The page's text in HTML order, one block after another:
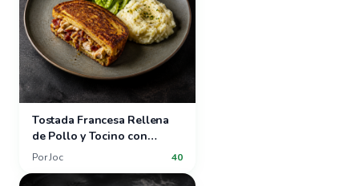
Tostada Francesa Rellena
de Pollo y Tocino con
Ensalada de Lechuga
PorJoc 40